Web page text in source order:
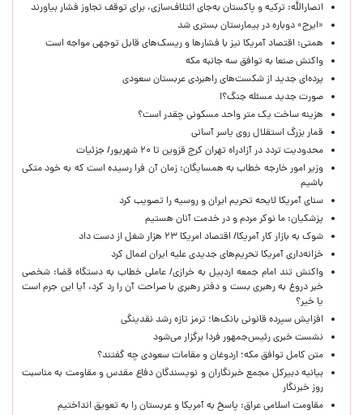
انصارالله: ترکیه و پاکستان به‌جای ائتلاف‌سازی، برای توقف تجاوز فشار بیاورند
«ایرج» دوباره در بیمارستان بستری شد
همتی: اقتصاد آمریکا نیز با فشارها و ریسک‌های قابل توجهی مواجه است
واکنش صنعا به توافق سه جانبه مکه
پرده‌ای جدید از شکست‌های راهبردی عربستان سعودی
صورت جدید مسئله جنگ؟!
هزینه ساخت یک متر واحد مسکونی چقدر است؟
قمار بزرگ استقلال روی یاسر آسانی
محدودیت تردد در آزادراه تهران کرج قزوین تا ۲۰ شهریور/ جزئیات
وزیر امور خارجه خطاب به همسایگان: زمان آن فرا رسیده است که به خود متکی
باشیم
سنای آمریکا لایحه تحریم ایران و روسیه را تصویب کرد
پزشکیان: ما نوکر مردم و در خدمت آنان هستیم
شوک به بازار کار آمریکا/ اقتصاد امریکا ۲۳ هزار شغل از دست داد
خزانه‌داری آمریکا تحریم‌های جدیدی علیه ایران اعمال کرد
واکنش تند امام جمعه اردبیل به خرازی/ عاملی خطاب به دستگاه قضا: شخصی
خبر دروغ به رهبری بست و دفتر رهبری با صراحت آن را رد کرد، آیا این جرم است
یا خیر؟
افزایش سپرده قانونی بانک‌ها؛ ترمز تازه رشد نقدینگی
نشست خبری رئیس‌جمهور فردا برگزار می‌شود
متن کامل توافق مکه؛ اردوغان و مقامات سعودی چه گفتند؟
بیانیه دبیرکل مجمع خبرنگاران و نویسندگان دفاع مقدس و مقاومت به مناسبت
روز خبرنگار
مقاومت اسلامی عراق: پاسخ به آمریکا و عربستان را به تعویق انداختیم